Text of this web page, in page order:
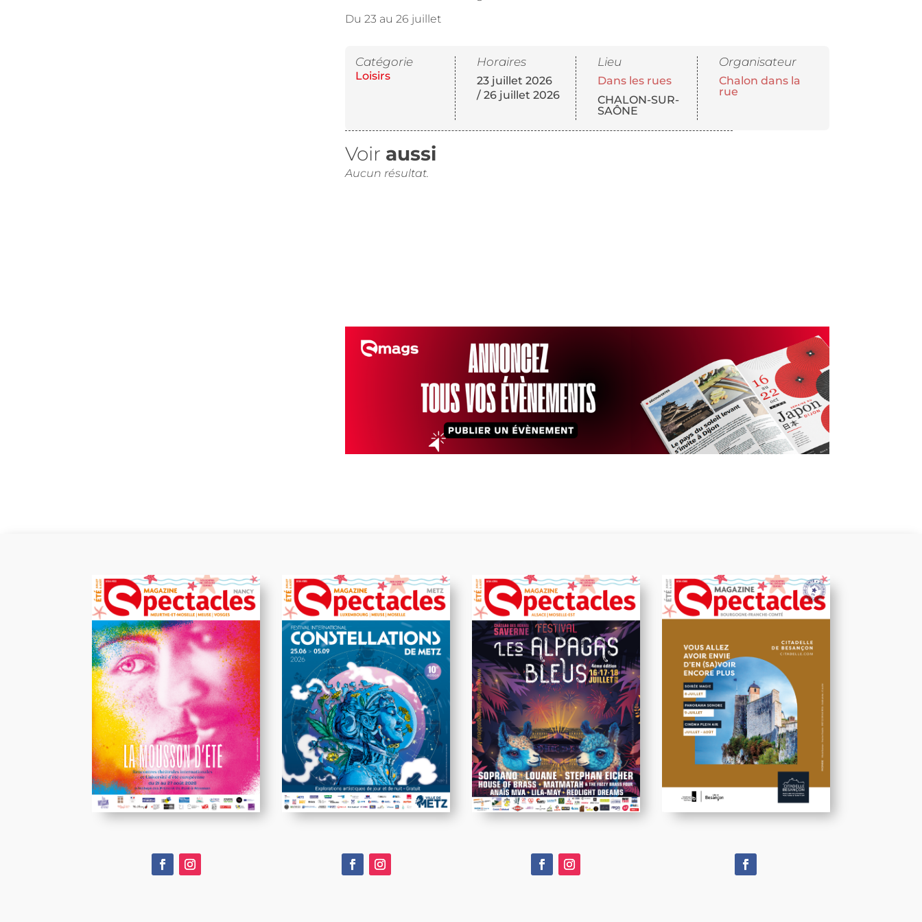
Du 23 au 26 juillet
Catégorie
Loisirs
Horaires
23 juillet 2026
/ 26 juillet 2026
Lieu
Dans les rues
CHALON-SUR-
SAÔNE
Organisateur
Chalon dans la
rue
Voir aussi
Aucun résultat.